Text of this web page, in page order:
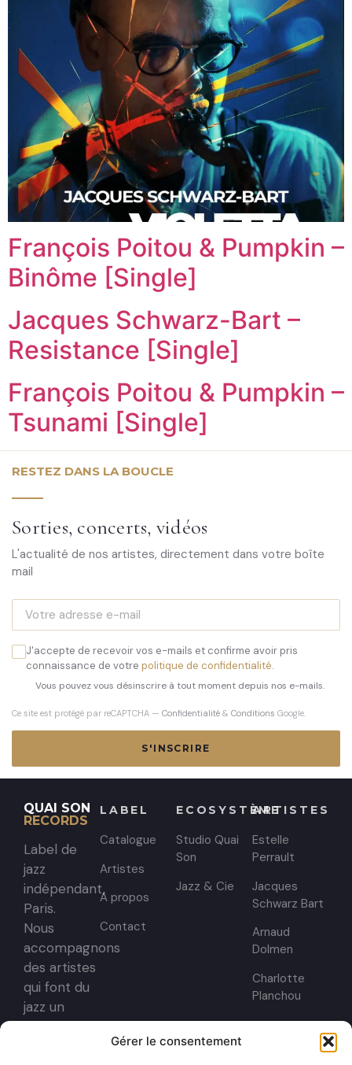
Gérer le consentement
François Poitou & Pumpkin –
Binôme [Single]
Jacques Schwarz-Bart –
Resistance [Single]
François Poitou & Pumpkin –
Tsunami [Single]
RESTEZ DANS LA BOUCLE
Sorties, concerts, vidéos
L'actualité de nos artistes, directement dans votre boîte
mail
J'accepte de recevoir vos e-mails et confirme avoir pris
connaissance de votre politique de confidentialité.
Vous pouvez vous désinscrire à tout moment depuis nos e-mails.
Ce site est protégé par reCAPTCHA — Confidentialité & Conditions Google.
S'INSCRIRE
QUAI SON
RECORDS
Label de
jazz
indépendant,
Paris.
Nous
accompagnons
des artistes
qui font du
jazz un
territoire
LABEL
Catalogue
Artistes
A propos
Contact
ECOSYSTÈME
Studio Quai
Son
Jazz & Cie
ARTISTES
Estelle
Perrault
Jacques
Schwarz Bart
Arnaud
Dolmen
Charlotte
Planchou